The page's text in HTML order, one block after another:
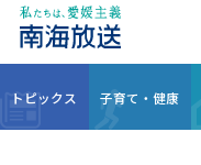
トピックス 子育て・健康